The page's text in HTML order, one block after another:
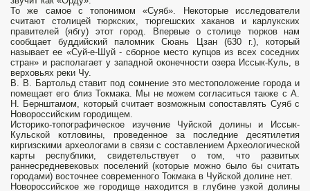
То же самое с топонимом «Суяб». Некоторые исследова­тели
считают столицей тюркских, тюргешских хаканов и карлукских
правителей (ябгу) этот город. Впервые о столице тюрков нам
сообщает буддийский паломник Сюань Цзан (630 г.), который
называет ее «Суй-е-Шуй - сборное место купцов из всех соседних
стран» и располагает у западной оконечности озера Иссык-Куль, в
верховьях реки Чу.
В. В. Бартольд ставит под сомнение это местоположение города и
помещает его близ Токмака. Мы не можем согласиться также с А.
Н. Бернштамом, который считает возможным сопоставлять Суяб с
Новороссийским городищем.
Историко-топографическое изучение Чуйской долины и Иссык-
Кульской котловины, проведенное за последние десятилетия
киргизскими археологами в связи с составлением Археологической
карты республики, свидетель­ствует о том, что развитых
раннесредневековых поселений (которые можно было бы считать
городами) восточнее современного Токмака в Чуйской долине нет.
Новороссийское же городище находится в глубине узкой долины